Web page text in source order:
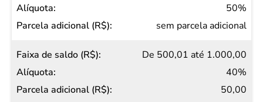
de
saldo
Alíquota
Parcela
adicional
50%
sem parcela adicional
De 500,01 até 1.000,00
40%
50,00